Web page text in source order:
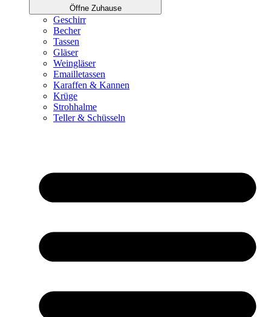
Öffne Zuhause
Geschirr
Becher
Tassen
Gläser
Weingläser
Emailletassen
Karaffen & Kannen
Krüge
Strohhalme
Teller & Schüsseln